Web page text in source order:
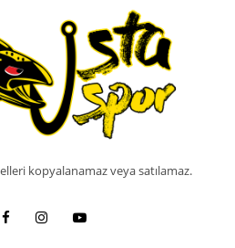
kopyalanamaz veya satılamaz.